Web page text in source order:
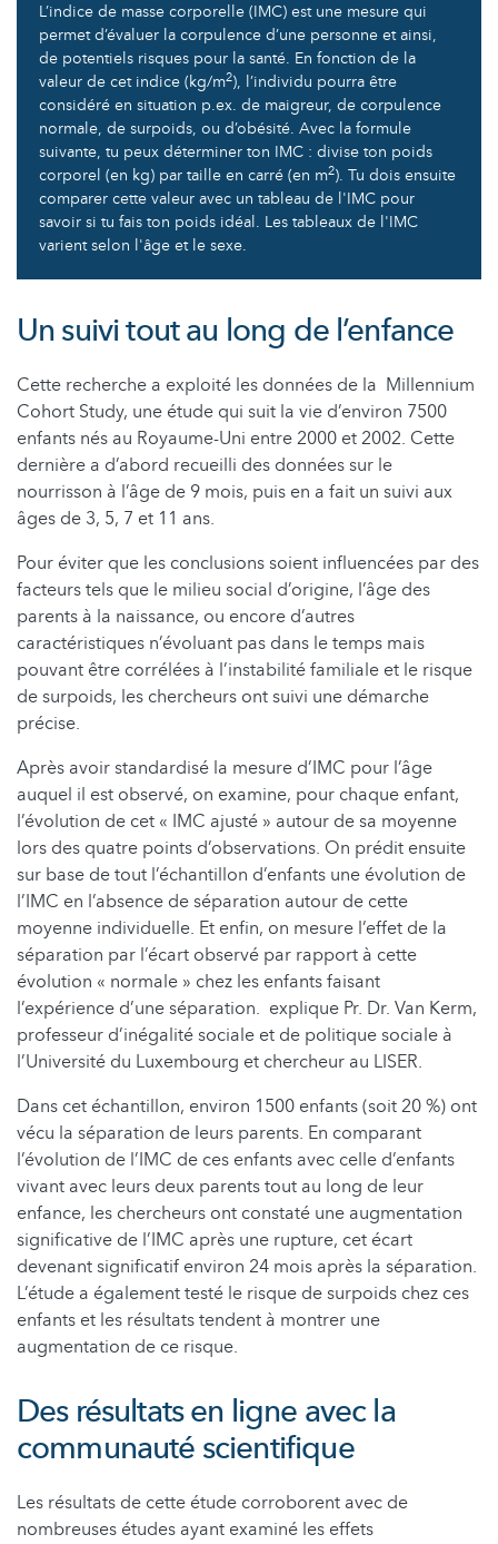
L’indice de masse corporelle (IMC) est une mesure qui
permet d’évaluer la corpulence d’une personne et ainsi,
de potentiels risques pour la santé. En fonction de la
valeur de cet indice (kg/m2), l’individu pourra être
considéré en situation p.ex. de maigreur, de corpulence
normale, de surpoids, ou d’obésité. Avec la formule
suivante, tu peux déterminer ton IMC : divise ton poids
corporel (en kg) par taille en carré (en m2). Tu dois ensuite
comparer cette valeur avec un tableau de l'IMC pour
savoir si tu fais ton poids idéal. Les tableaux de l'IMC
varient selon l'âge et le sexe.
Un suivi tout au long de l’enfance
Cette recherche a exploité les données de la Millennium
Cohort Study, une étude qui suit la vie d’environ 7500
enfants nés au Royaume-Uni entre 2000 et 2002. Cette
dernière a d’abord recueilli des données sur le
nourrisson à l’âge de 9 mois, puis en a fait un suivi aux
âges de 3, 5, 7 et 11 ans.
Pour éviter que les conclusions soient influencées par des
facteurs tels que le milieu social d’origine, l’âge des
parents à la naissance, ou encore d’autres
caractéristiques n’évoluant pas dans le temps mais
pouvant être corrélées à l’instabilité familiale et le risque
de surpoids, les chercheurs ont suivi une démarche
précise.
Après avoir standardisé la mesure d’IMC pour l’âge
auquel il est observé, on examine, pour chaque enfant,
l’évolution de cet « IMC ajusté » autour de sa moyenne
lors des quatre points d’observations. On prédit ensuite
sur base de tout l’échantillon d’enfants une évolution de
l’IMC en l’absence de séparation autour de cette
moyenne individuelle. Et enfin, on mesure l’effet de la
séparation par l’écart observé par rapport à cette
évolution « normale » chez les enfants faisant
l’expérience d’une séparation. explique Pr. Dr. Van Kerm,
professeur d’inégalité sociale et de politique sociale à
l’Université du Luxembourg et chercheur au LISER.
Dans cet échantillon, environ 1500 enfants (soit 20 %) ont
vécu la séparation de leurs parents. En comparant
l’évolution de l’IMC de ces enfants avec celle d’enfants
vivant avec leurs deux parents tout au long de leur
enfance, les chercheurs ont constaté une augmentation
significative de l’IMC après une rupture, cet écart
devenant significatif environ 24 mois après la séparation.
L’étude a également testé le risque de surpoids chez ces
enfants et les résultats tendent à montrer une
augmentation de ce risque.
Des résultats en ligne avec la
communauté scientifique
Les résultats de cette étude corroborent avec de
nombreuses études ayant examiné les effets